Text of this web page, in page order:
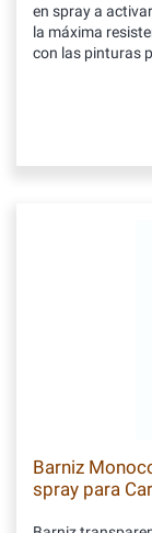
en spray a
la máxima
con las pinturas
Barniz
spray para